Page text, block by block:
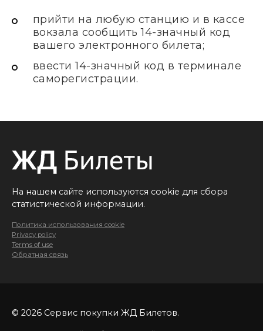
прийти на любую станцию и в кассе
вокзала сообщить 14-значный код
вашего электронного билета;
ввести 14-значный код в терминале
саморегистрации.
На нашем сайте используются cookie для сбора
статистической информации.
Политика использования cookie
Privacy policy
Terms of use
Обратная связь
© 2026 Сервис покупки ЖД Билетов.